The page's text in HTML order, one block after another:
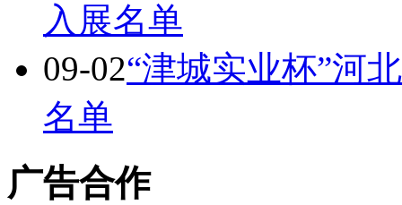
入展名单
09-02“津城实业杯”河
名单
广告合作